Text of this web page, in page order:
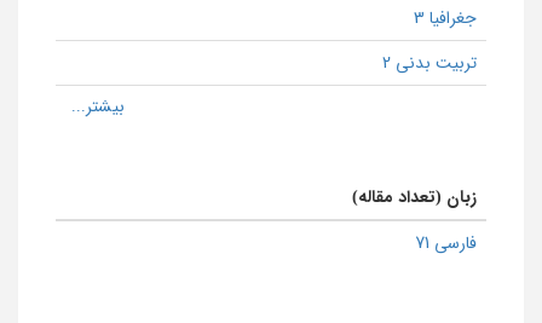
جغرافیا 3
تربیت بدنی 2
زبان (تعداد مقاله)
فارسی 71